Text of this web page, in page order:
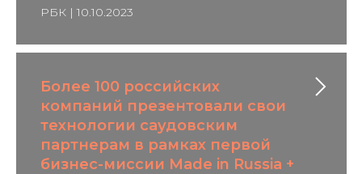
РБК | 10.10.2023
Более 100 российских
компаний презентовали свои
технологии саудовским
партнерам в рамках первой
бизнес-миссии Made in Russia +